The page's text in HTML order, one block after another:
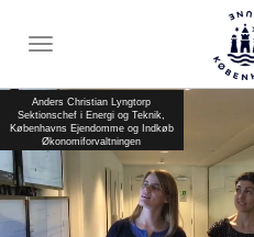
Toggle